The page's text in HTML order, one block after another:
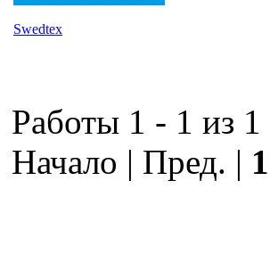
Swedtex
Работы 1 - 1 из 1
Начало | Пред. | 1